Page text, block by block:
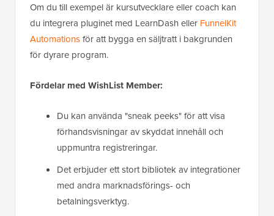
Om du till exempel är kursutvecklare eller coach kan
du integrera pluginet med LearnDash eller FunnelKit
Automationsför att bygga en säljtratt i bakgrunden
för dyrare program.
Fördelar med WishList Member:
Du kan använda "sneak peeks" för att visa
förhandsvisningar av skyddat innehåll och
uppmuntra registreringar.
Det erbjuder ett stort bibliotek av integrationer
med andra marknadsförings- och
betalningsverktyg.